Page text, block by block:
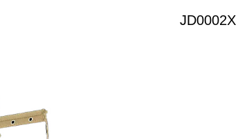
JD0002X